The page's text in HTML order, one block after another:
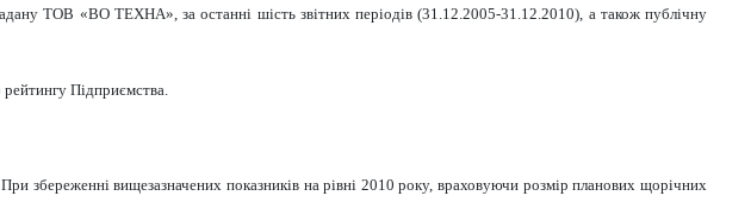
ТОВ «ВО ТЕХНА», за останні шість звітних періодів (31.12.2005-31.12.2010), а також публічну
рейтингу Підприємства.
збереженні вищезазначених показників на рівні 2010 року, враховуючи розмір планових щорічних